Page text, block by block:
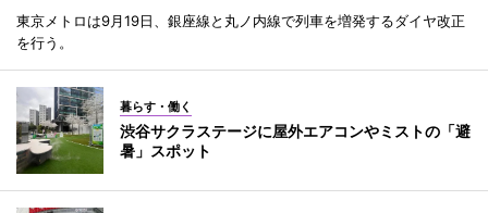
東京メトロは9月19日、銀座線と丸ノ内線で列車を増発するダイヤ改正
を行う。
暮らす・働く
渋谷サクラステージに屋外エアコンやミストの「避
暑」スポット